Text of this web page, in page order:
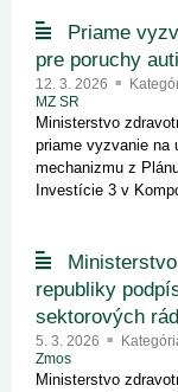
Priame
pre poruchy
12. 3. 2026
MZ SR
Ministerstvo
priame vyzvanie na
mechanizmu z
Investície 3 v
republiky
sektorových rád
5. 3. 2026
Zmos
Ministerstvo